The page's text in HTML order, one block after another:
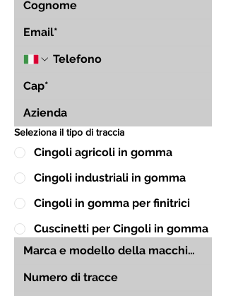
Seleziona il tipo di traccia
Cingoli agricoli in gomma
Cingoli industriali in gomma
Cingoli in gomma per finitrici
Cuscinetti per Cingoli in gomma